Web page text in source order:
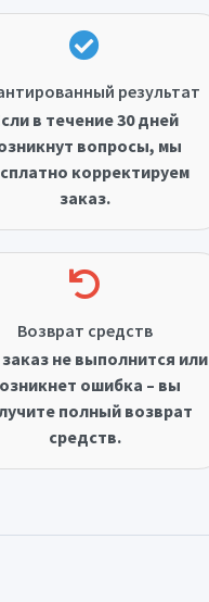
результат
в течение 30 дней
вопросы, мы
корректируем
заказ.
Возврат средств
заказ не выполнится или
ошибка – вы
полный возврат
средств.